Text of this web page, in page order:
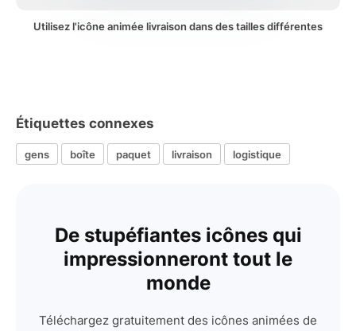
Utilisez l'icône animée livraison dans des tailles différentes
Étiquettes connexes
gens boîte paquet livraison logistique
De stupéfiantes icônes qui
impressionneront tout le
monde
Téléchargez gratuitement des icônes animées de